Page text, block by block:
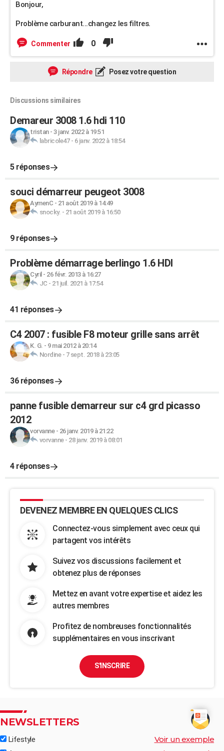
Bonjour,
Problème carburant...changez les filtres.
Commenter 0
Répondre Posez votre question
Discussions similaires
Demareur 3008 1.6 hdi 110
tristan- 3 janv. 2022 à 19:51
labricole47- 6 janv. 2022 à 18:54
5 réponses
souci démarreur peugeot 3008
AymenC - 21 août 2019 à 14:49
snocky. - 21 août 2019 à 16:50
9 réponses
Problème démarrage berlingo 1.6 HDI
Cyril - 26 févr. 2013 à 16:27
JC - 21 juil. 2021 à 17:54
41 réponses
C4 2007 : fusible F8 moteur grille sans arrêt
K. G. - 9 mai 2012 à 20:14
Nordine- 7 sept. 2018 à 23:05
36 réponses
panne fusible demarreur sur c4 grd picasso
2012
vorvanne- 26 janv. 2019 à 21:22
vorvanne- 28 janv. 2019 à 08:01
4 réponses
DEVENEZ MEMBRE EN QUELQUES CLICS
Connectez-vous simplement avec ceux qui
partagent vos intérêts
Suivez vos discussions facilement et
obtenez plus de réponses
Mettez en avant votre expertise et aidez les
autres membres
Profitez de nombreuses fonctionnalités
supplémentaires en vous inscrivant
S'INSCRIRE
NEWSLETTERS
Lifestyle Voir un exemple